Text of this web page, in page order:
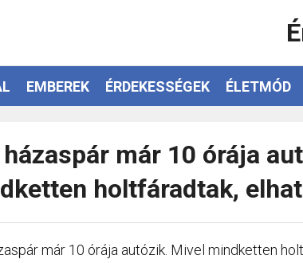
EMBEREK ÉRDEKESSÉGEK ÉLETMÓD
házaspár már 10 órája
holtfáradtak,
már 10 órája autózik. Mivel mindketten